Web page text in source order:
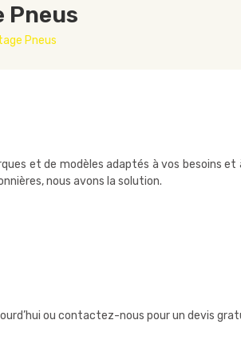
Pneus
Pneus
et de modèles adaptés à vos besoins
nous avons la solution.
ou contactez-nous pour un devis